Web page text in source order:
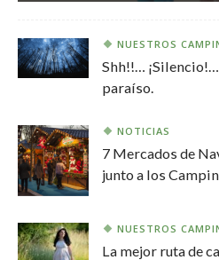
NUESTROS
Shh!!…
paraíso.
NOTICIAS
7 Mercados de
junto a los
NUESTROS
La mejor ruta de